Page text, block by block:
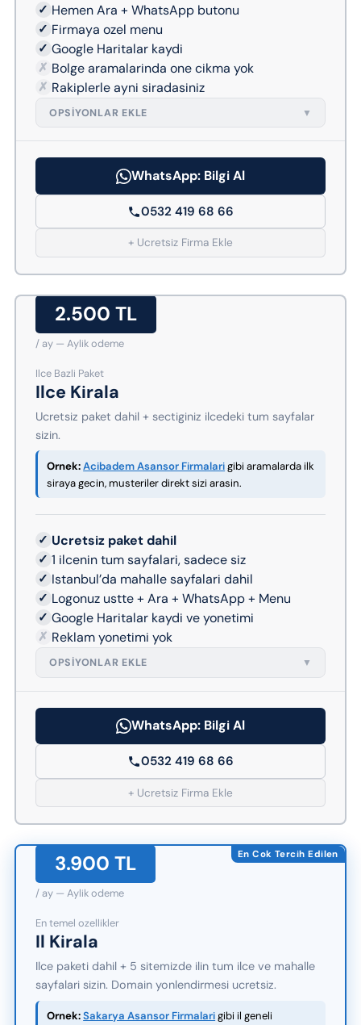
✓ Hemen Ara + WhatsApp butonu
✓ Firmaya ozel menu
✓ Google Haritalar kaydi
✗ Bolge aramalarinda one cikma yok
✗ Rakiplerle ayni siradasiniz
OPSIYONLAR EKLE ▼
WhatsApp: Bilgi Al
0532 419 68 66
+ Ucretsiz Firma Ekle
2.500 TL
/ ay — Aylik odeme
Ilce Bazli Paket
Ilce Kirala
Ucretsiz paket dahil + sectiginiz ilcedeki tum sayfalar
sizin.
Ornek:Acibadem Asansor Firmalarigibi aramalarda ilk
siraya gecin, musteriler direkt sizi arasin.
✓ Ucretsiz paket dahil
✓ 1 ilcenin tum sayfalari, sadece siz
✓ Istanbul’da mahalle sayfalari dahil
✓ Logonuz ustte + Ara + WhatsApp + Menu
✓ Google Haritalar kaydi ve yonetimi
✗ Reklam yonetimi yok
OPSIYONLAR EKLE ▼
WhatsApp: Bilgi Al
0532 419 68 66
+ Ucretsiz Firma Ekle
En Cok Tercih Edilen
3.900 TL
/ ay — Aylik odeme
En temel ozellikler
Il Kirala
Ilce paketi dahil + 5 sitemizde ilin tum ilce ve mahalle
sayfalari sizin. Domain yonlendirmesi ucretsiz.
Ornek:Sakarya Asansor Firmalarigibi il geneli